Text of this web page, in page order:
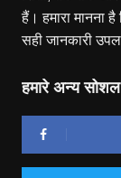
हैं। हमारा मानना
सही जानकारी
हमारे अन्य सोशल